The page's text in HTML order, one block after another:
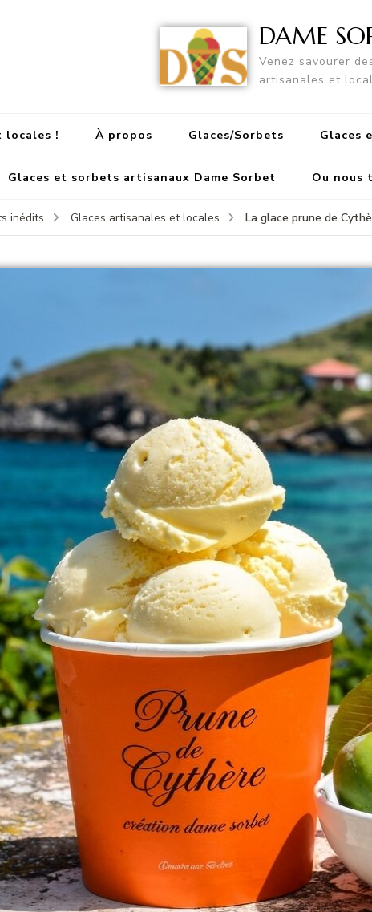
DAME
Venez savourer
artisanales et
locales ! À propos Glaces/Sorbets Glaces
Glaces et sorbets artisanaux Dame Sorbet Ou nous
inédits Glaces artisanales et locales La glace prune de